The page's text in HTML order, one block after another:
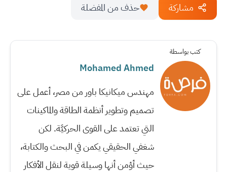
مشاركة حذف من المفضلة
كتب بواسطة
Mohamed Ahmed
مهندس ميكانيكا باور من مصر، أعمل على
تصميم وتطوير أنظمة الطاقة والماكينات
التي تعتمد على القوى الحركيَّة. لكن
شغفي الحقيقي يكمن في البحث والكتابة،
حيث أؤمن أنها وسيلة قوية لنقل الأفكار